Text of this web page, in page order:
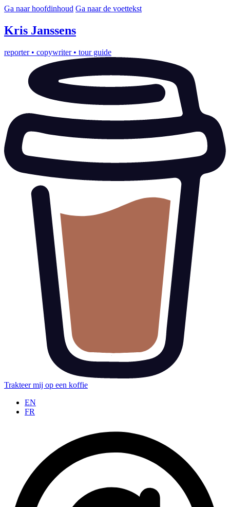
Ga naar hoofdinhoud Ga naar de voettekst
Kris Janssens
reporter • copywriter • tour guide
Trakteer mij op een koffie
EN
FR